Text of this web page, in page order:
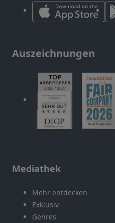
Auszeichnungen
Mediathek
Mehr entdecken
Exklusiv
Genres